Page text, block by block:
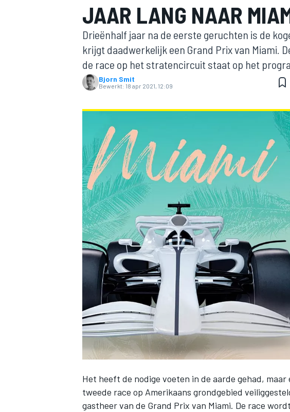
MOTOGP
INDYCAR
JAAR LANG NAAR
Drieënhalf jaar na de eerste geruchten is de
krijgt daadwerkelijk een Grand Prix van Miami.
de race op het stratencircuit staat op het
Bjorn Smit
Bewerkt: 18 apr 2021, 12:09
Het heeft de nodige voeten in de aarde gehad,
tweede race op Amerikaans grondgebied
gastheer van de Grand Prix van Miami. De race